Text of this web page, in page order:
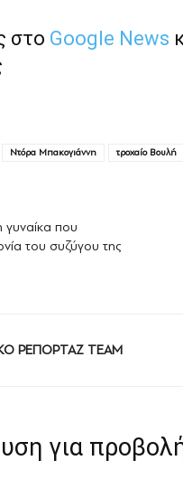
στο Google News
Ντόρα Μπακογιάννη τροχαίο Βουλή
που
του συζύγου της
ΡΕΠΟΡΤΑΖ TEAM
για